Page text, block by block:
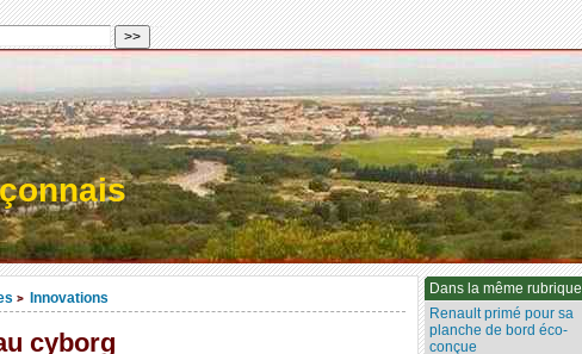
> Innovations
cyborg
Dans la même rubrique
Renault primé pour sa
planche de bord éco-
conçue